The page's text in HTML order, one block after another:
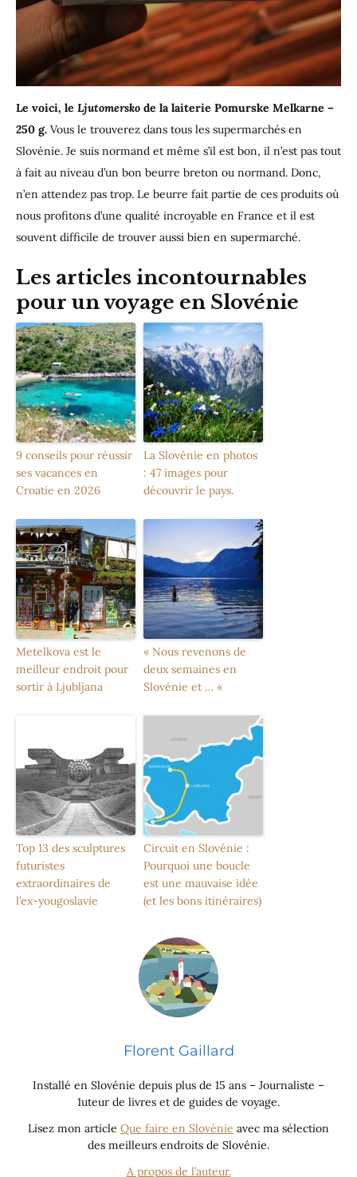
Le voici, le Ljutomersko de la laiterie Pomurske Melkarne –
250 g. Vous le trouverez dans tous les supermarchés en
Slovénie. Je suis normand et même s’il est bon, il n’est pas tout
à fait au niveau d’un bon beurre breton ou normand. Donc,
n’en attendez pas trop. Le beurre fait partie de ces produits où
nous profitons d’une qualité incroyable en France et il est
souvent difficile de trouver aussi bien en supermarché.
Les articles incontournables
pour un voyage en Slovénie
9 conseils pour réussir
ses vacances en
Croatie en 2026
La Slovénie en photos
: 47 images pour
découvrir le pays.
Metelkova est le
meilleur endroit pour
sortir à Ljubljana
« Nous revenons de
deux semaines en
Slovénie et … «
Top 13 des sculptures
futuristes
extraordinaires de
l’ex-yougoslavie
Circuit en Slovénie :
Pourquoi une boucle
est une mauvaise idée
(et les bons itinéraires)
Florent Gaillard
Installé en Slovénie depuis plus de 15 ans – Journaliste –
1uteur de livres et de guides de voyage.
Lisez mon article Que faire en Slovénie avec ma sélection
des meilleurs endroits de Slovénie.
A propos de l’auteur.